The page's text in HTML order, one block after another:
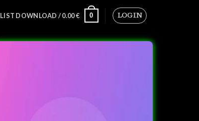
LIST DOWNLOAD /0.00€ 0 LOGIN